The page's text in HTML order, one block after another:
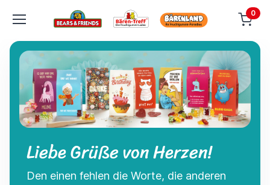
0
Liebe Grüße von Herzen!
Den einen fehlen die Worte, die anderen